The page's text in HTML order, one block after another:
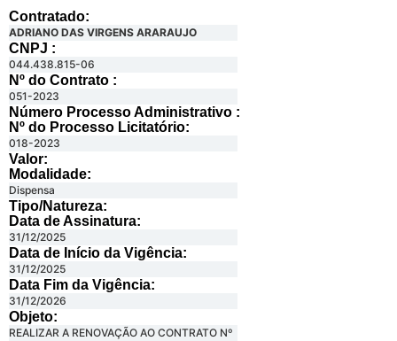
Contratado:
ADRIANO DAS VIRGENS ARARAUJO
CNPJ :
044.438.815-06
Nº do Contrato :
051-2023
Número Processo Administrativo :
Nº do Processo Licitatório:
018-2023
Valor:
Modalidade:
Dispensa
Tipo/Natureza:
Data de Assinatura:
31/12/2025
Data de Início da Vigência:
31/12/2025
Data Fim da Vigência:
31/12/2026
Objeto:
REALIZAR A RENOVAÇÃO AO CONTRATO Nº